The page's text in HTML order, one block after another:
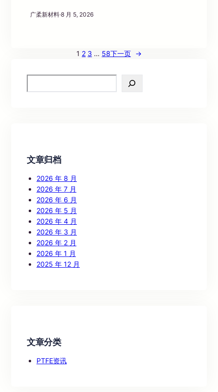
广柔新材料·8 月 5, 2026
1 2 3 … 58下一页 →
e
文章归档
2026 年 8 月
2026 年 7 月
2026 年 6 月
2026 年 5 月
2026 年 4 月
2026 年 3 月
2026 年 2 月
2026 年 1 月
2025 年 12 月
文章分类
PTFE资讯